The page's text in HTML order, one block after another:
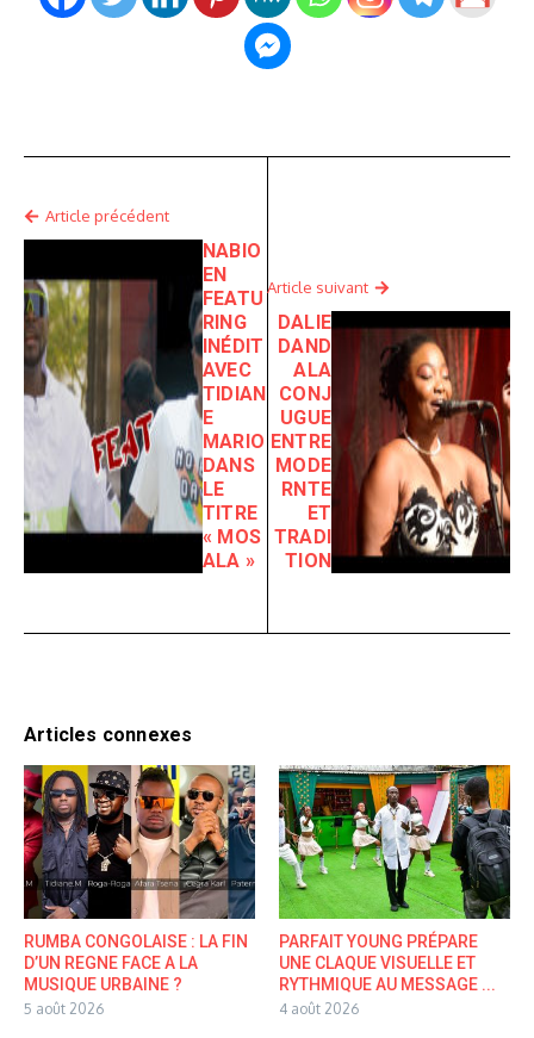
Article précédent
NABIO
EN
FEATU
RING
INÉDIT
AVEC
TIDIAN
E
MARIO
DANS
LE
TITRE
« MOS
ALA »
Article suivant
DALIE
DAND
ALA
CONJ
UGUE
ENTRE
MODE
RNTE
ET
TRADI
TION
Articles connexes
RUMBA CONGOLAISE : LA FIN
D’UN REGNE FACE A LA
MUSIQUE URBAINE ?
5 août 2026
PARFAIT YOUNG PRÉPARE
UNE CLAQUE VISUELLE ET
RYTHMIQUE AU MESSAGE ...
4 août 2026